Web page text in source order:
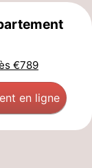
€789
en ligne